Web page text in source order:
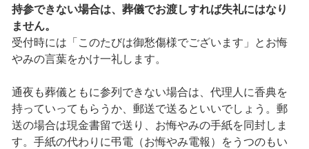
持参できない場合は、葬儀でお渡しすれば失礼にはなり
ません。
受付時には「このたびは御愁傷様でございます」とお悔
やみの言葉をかけ一礼します。
通夜も葬儀ともに参列できない場合は、代理人に香典を
持っていってもらうか、郵送で送るといいでしょう。郵
送の場合は現金書留で送り、お悔やみの手紙を同封しま
す。手紙の代わりに弔電（お悔やみ電報）をうつのもい